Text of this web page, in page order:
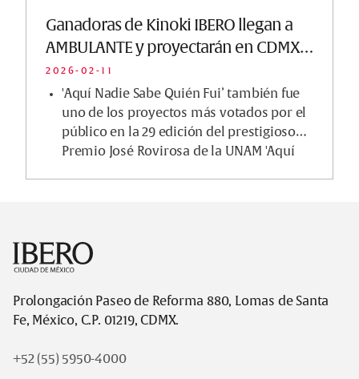
Ganadoras de Kinoki IBERO llegan a
AMBULANTE y proyectarán en CDMX,
Querétaro, Michoa…
2026-02-11
'Aquí Nadie Sabe Quién Fui’ también fue
uno de los proyectos más votados por el
público en la 29 edición del prestigioso
Premio José Rovirosa de la UNAM 'Aquí
Prolongación Paseo de Reforma 880, Lomas de Santa
Fe, México, C.P. 01219, CDMX.
+52 (55) 5950-4000